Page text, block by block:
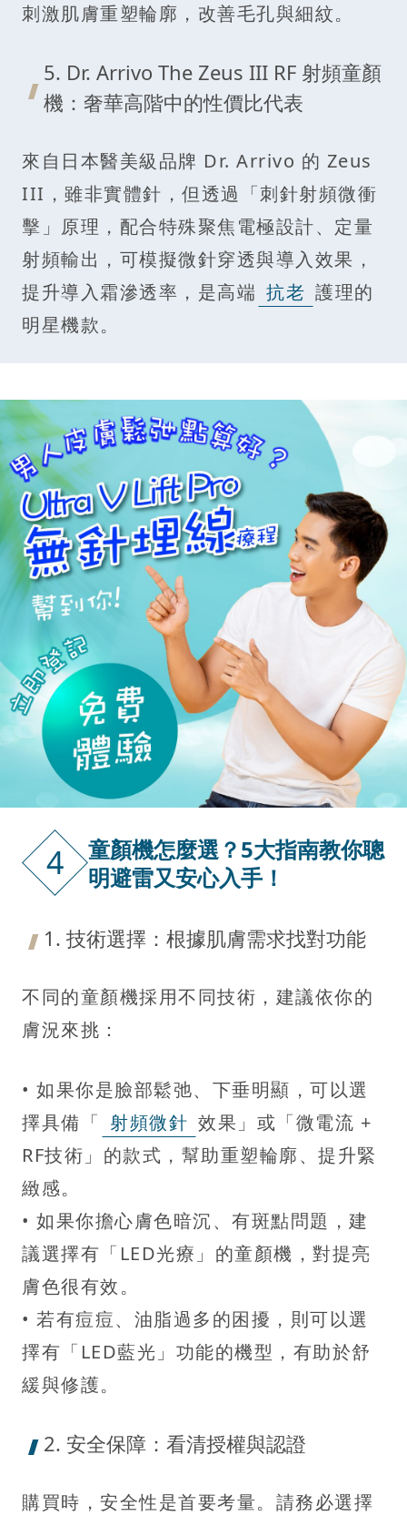
刺激肌膚重塑輪廓，改善毛孔與細紋。
5. Dr. Arrivo The Zeus III RF 射頻童顏
機：奢華高階中的性價比代表
來自日本醫美級品牌 Dr. Arrivo 的 Zeus
III，雖非實體針，但透過「刺針射頻微衝
擊」原理，配合特殊聚焦電極設計、定量
射頻輸出，可模擬微針穿透與導入效果，
提升導入霜滲透率，是高端 抗老 護理的
明星機款。
4
童顏機怎麼選？5大指南教你聰
明避雷又安心入手！
1. 技術選擇：根據肌膚需求找對功能
不同的童顏機採用不同技術，建議依你的
膚況來挑：
• 如果你是臉部鬆弛、下垂明顯，可以選
擇具備「 射頻微針 效果」或「微電流 +
RF技術」的款式，幫助重塑輪廓、提升緊
緻感。
• 如果你擔心膚色暗沉、有斑點問題，建
議選擇有「LED光療」的童顏機，對提亮
膚色很有效。
• 若有痘痘、油脂過多的困擾，則可以選
擇有「LED藍光」功能的機型，有助於舒
緩與修護。
2. 安全保障：看清授權與認證
購買時，安全性是首要考量。請務必選擇